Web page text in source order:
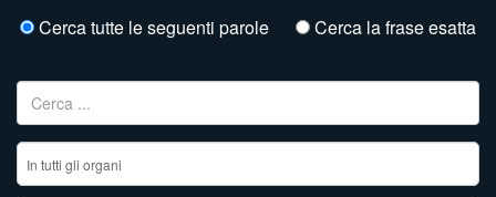
Cerca tutte le seguenti parole Cerca la frase esatta
Ricerca per: